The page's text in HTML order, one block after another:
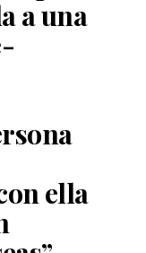
a una
ella